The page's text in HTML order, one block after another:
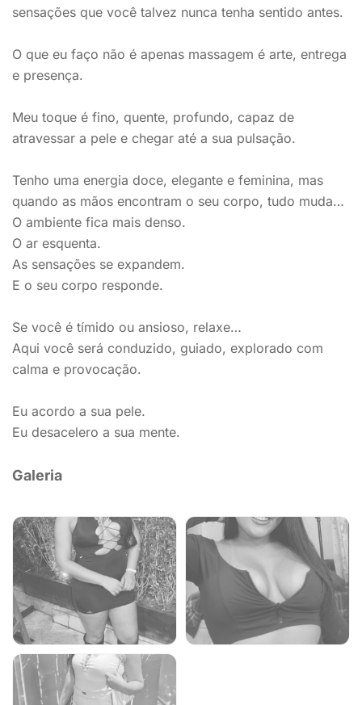
sensações que você talvez nunca tenha sentido antes.
O que eu faço não é apenas massagem é arte, entrega
e presença.
Meu toque é fino, quente, profundo, capaz de
atravessar a pele e chegar até a sua pulsação.
Tenho uma energia doce, elegante e feminina, mas
quando as mãos encontram o seu corpo, tudo muda…
O ambiente fica mais denso.
O ar esquenta.
As sensações se expandem.
E o seu corpo responde.
Se você é tímido ou ansioso, relaxe…
Aqui você será conduzido, guiado, explorado com
calma e provocação.
Eu acordo a sua pele.
Eu desacelero a sua mente.
Galeria